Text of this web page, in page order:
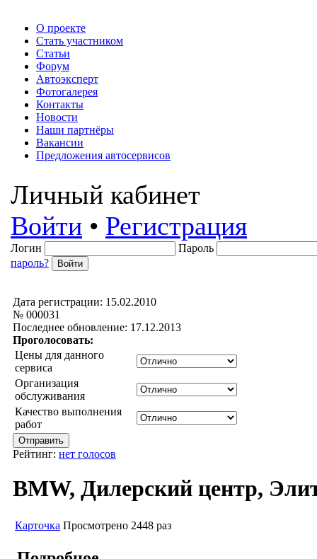
О проекте
Стать участником
Статьи
Форум
Автоэксперт
Фотогалерея
Контакты
Новости
Наши партнёры
Вакансии
Предложения автосервисов
Личный кабинет
Войти • Регистрация
Логин
Пароль
пароль?
Дата регистрации: 15.02.2010
№ 000031
Последнее обновление: 17.12.2013
Проголосовать:
Цены для данного
сервиса
Организация
обслуживания
Качество выполнения
работ
Рейтинг: нет голосов
BMW, Дилерский центр,
Карточка Просмотрено 2448 раз